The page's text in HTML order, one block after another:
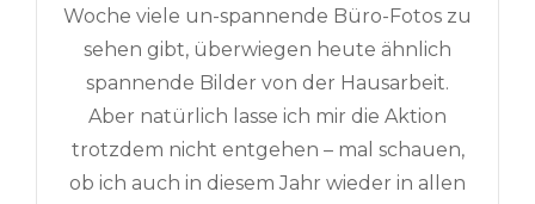
Woche viele un-spannende Büro-Fotos zu
sehen gibt, überwiegen heute ähnlich
spannende Bilder von der Hausarbeit.
Aber natürlich lasse ich mir die Aktion
trotzdem nicht entgehen – mal schauen,
ob ich auch in diesem Jahr wieder in allen